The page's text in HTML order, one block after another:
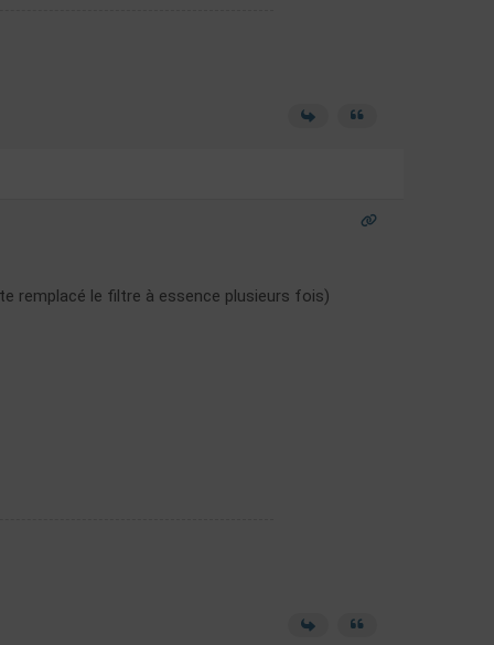
remplacé le filtre à essence plusieurs fois)